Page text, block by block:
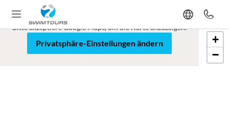
Karte Satellit
+
−
Google Maps ist blockiert
Bitte akzeptiere Google Maps, um die Karte anzuzeigen.
Privatsphäre-Einstellungen ändern